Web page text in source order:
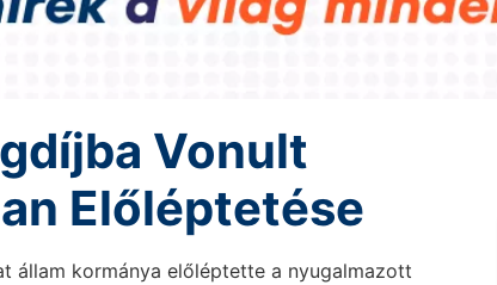
Vonult
Előléptetése
állam kormánya előléptette a nyugalmazott